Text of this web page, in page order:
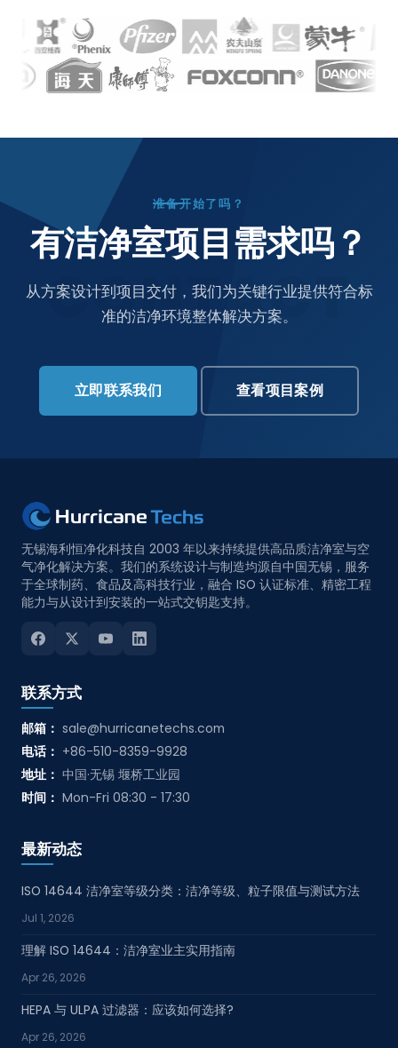
CONTACT
准备开始了吗？
有洁净室项目需求吗？
从方案设计到项目交付，我们为关键行业提供符合标
准的洁净环境整体解决方案。
立即联系我们 查看项目案例
无锡海利恒净化科技自 2003 年以来持续提供高品质洁净室与空
气净化解决方案。我们的系统设计与制造均源自中国无锡，服务
于全球制药、食品及高科技行业，融合 ISO 认证标准、精密工程
能力与从设计到安装的一站式交钥匙支持。
联系方式
邮箱： sale@hurricanetechs.com
电话： +86-510-8359-9928
地址： 中国·无锡 堰桥工业园
时间： Mon-Fri 08:30 - 17:30
最新动态
ISO 14644 洁净室等级分类：洁净等级、粒子限值与测试方法
Jul 1, 2026
理解 ISO 14644：洁净室业主实用指南
Apr 26, 2026
HEPA 与 ULPA 过滤器：应该如何选择?
Apr 26, 2026